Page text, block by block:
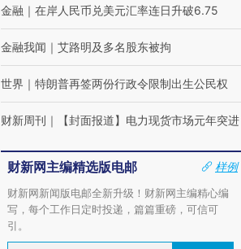
金融 ｜ 在岸人民币兑美元汇率连日升破6.75
金融我闻 ｜ 艾路明及多名股东被拘
世界 ｜ 特朗普再签两份行政令限制出生公民权
财新周刊 ｜ 【封面报道】电力现货市场元年突进
财新网主编精选版电邮
样例
财新网新闻版电邮全新升级！财新网主编精心编
写，每个工作日定时投递，篇篇重磅，可信可
引。